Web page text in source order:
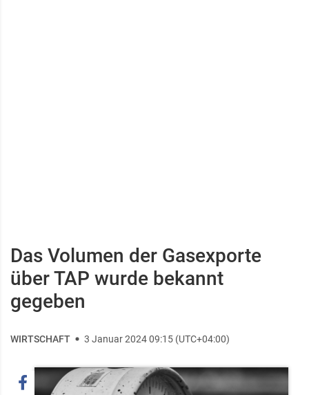
Das Volumen der Gasexporte
über TAP wurde bekannt
gegeben
WIRTSCHAFT 3 Januar 2024 09:15 (UTC+04:00)